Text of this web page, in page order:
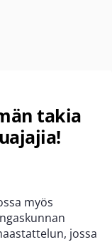
takia
myös
jossa